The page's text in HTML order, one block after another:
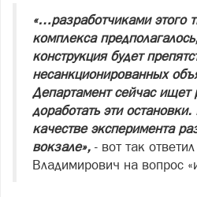
«…разработчиками этого
комплекса
конструкция будет
несанкционированных
Департамент сейчас
доработать эти
качестве эксперимента
вокзале», - вот так
Владимирович на вопрос